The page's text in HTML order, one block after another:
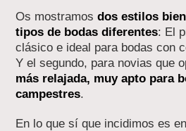
Os mostramosdos estilos
tipos de bodas diferentes: El
clásico e ideal para bodas con
Y el segundo, para novias que
más relajada, muy apto para
campestres.
En lo que sí que incidimos es